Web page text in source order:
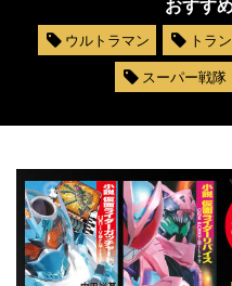
ウルトラマン トラ
スーパー戦隊